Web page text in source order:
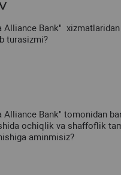
Alliance Bank"
turasizmi?
Alliance Bank" tomonidan
ochiqlik va shaffoflik
aminmisiz?